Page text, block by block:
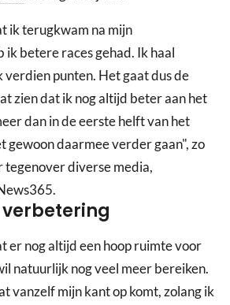
ik terugkwam na mijn
ik betere races gehad. Ik haal
verdien punten. Het gaat dus de
zien dat ik nog altijd beter aan het
dan in de eerste helft van het
gewoon daarmee verder gaan", zo
diverse media,
verbetering
er nog altijd een hoop ruimte voor
natuurlijk nog veel meer bereiken.
vanzelf mijn kant op komt, zolang ik